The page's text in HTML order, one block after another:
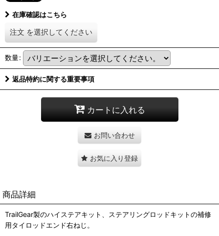
在庫確認はこちら
注文 を選択してください
数量:
返品特約に関する重要事項
カートに入れる
お問い合わせ
お気に入り登録
商品詳細
TrailGear製のハイステアキット、ステアリングロッドキットの補修
用タイロッドエンド右ねじ。